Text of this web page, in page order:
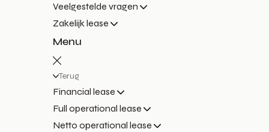
Veelgestelde vragen
Zakelijk lease
Menu
Terug
Financial lease
Full operational lease
Netto operational lease